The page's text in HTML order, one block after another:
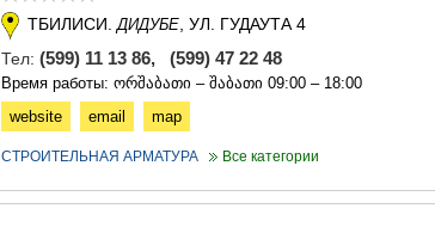
ТБИЛИСИ. ДИДУБЕ , УЛ. ГУДАУТА 4
Тел: (599) 11 13 86, (599) 47 22 48
Время работы: ორშაბათი – შაბათი 09:00 – 18:00
website
email map
СТРОИТЕЛЬНАЯ АРМАТУРА Все категории